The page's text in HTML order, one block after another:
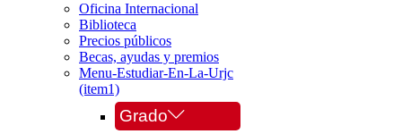
Oficina Internacional
Biblioteca
Precios públicos
Becas, ayudas y premios
Menu-Estudiar-En-La-Urjc
(item1)
Grado